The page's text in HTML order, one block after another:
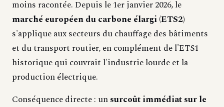
moins racontée. Depuis le 1er janvier 2026, le
marché européen du carbone élargi (ETS2)
s'applique aux secteurs du chauffage des bâtiments
et du transport routier, en complément de l'ETS1
historique qui couvrait l'industrie lourde et la
production électrique.
Conséquence directe : unsurcoût immédiat sur le